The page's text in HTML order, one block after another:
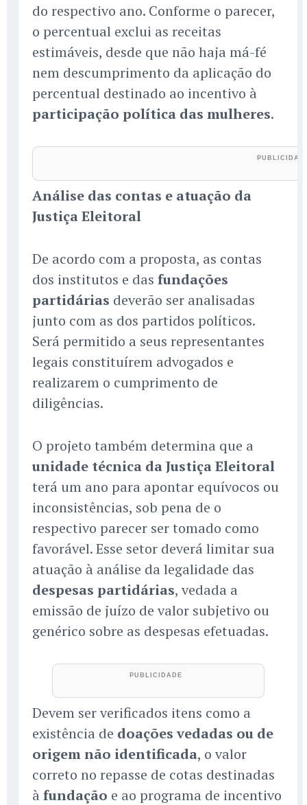
do respectivo ano. Conforme o parecer,
o percentual exclui as receitas
estimáveis, desde que não haja má-fé
nem descumprimento da aplicação do
percentual destinado ao incentivo à
participação política das mulheres.
Análise das contas e atuação da
Justiça Eleitoral
De acordo com a proposta, as contas
dos institutos e das fundações
partidárias deverão ser analisadas
junto com as dos partidos políticos.
Será permitido a seus representantes
legais constituírem advogados e
realizarem o cumprimento de
diligências.
O projeto também determina que a
unidade técnica da Justiça Eleitoral
terá um ano para apontar equívocos ou
inconsistências, sob pena de o
respectivo parecer ser tomado como
favorável. Esse setor deverá limitar sua
atuação à análise da legalidade das
despesas partidárias, vedada a
emissão de juízo de valor subjetivo ou
genérico sobre as despesas efetuadas.
Devem ser verificados itens como a
existência de doações vedadas ou de
origem não identificada, o valor
correto no repasse de cotas destinadas
à fundação e ao programa de incentivo